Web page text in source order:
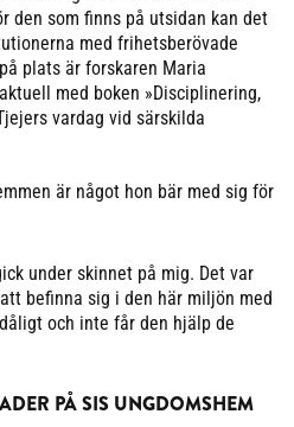
den som finns på utsidan kan det
med frihetsberövade
plats är forskaren Maria
med boken »Disciplinering,
vardag vid särskilda
är något hon bär med sig för
under skinnet på mig. Det var
befinna sig i den här miljön med
och inte får den hjälp de
PÅ SIS UNGDOMSHEM